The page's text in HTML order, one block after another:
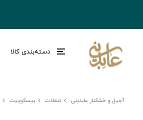
دسته‌بندی کالا
آجیل و خشکبار عابدینی تنقلات بیسکوییت